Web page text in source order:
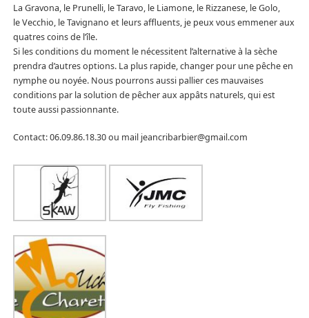
La Gravona, le Prunelli, le Taravo, le Liamone, le Rizzanese, le Golo,
le Vecchio, le Tavignano et leurs affluents, je peux vous emmener aux
quatres coins de l’île.
Si les conditions du moment le nécessitent l’alternative à la sèche
prendra d’autres options. La plus rapide, changer pour une pêche en
nymphe ou noyée. Nous pourrons aussi pallier ces mauvaises
conditions par la solution de pêcher aux appâts naturels, qui est
toute aussi passionnante.
Contact: 06.09.86.18.30 ou mail jeancribarbier@gmail.com